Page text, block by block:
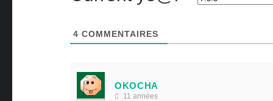
4 COMMENTAIRES
OKOCHA
11 années